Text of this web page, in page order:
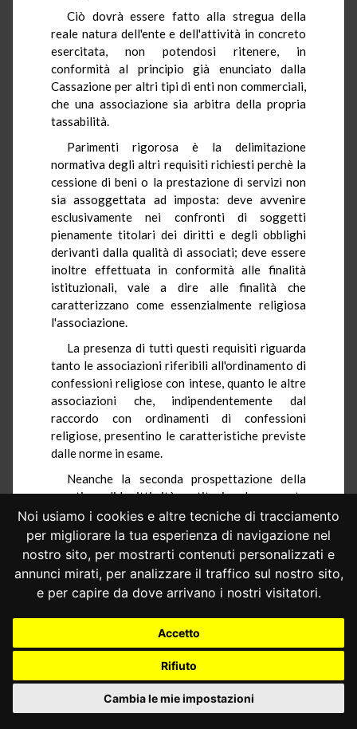
Noi usiamo i cookies e altre tecniche di tracciamento
per migliorare la tua esperienza di navigazione nel
nostro sito, per mostrarti contenuti personalizzati e
annunci mirati, per analizzare il traffico sul nostro sito,
e per capire da dove arrivano i nostri visitatori.
Accetto
Rifiuto
Cambia le mie impostazioni
Ciò dovrà essere fatto alla stregua della
reale natura dell'ente e dell'attività in concreto
esercitata, non potendosi ritenere, in
conformità al principio già enunciato dalla
Cassazione per altri tipi di enti non commerciali,
che una associazione sia arbitra della propria
tassabilità.
Parimenti rigorosa è la delimitazione
normativa degli altri requisiti richiesti perchè la
cessione di beni o la prestazione di servizi non
sia assoggettata ad imposta: deve avvenire
esclusivamente nei confronti di soggetti
pienamente titolari dei diritti e degli obblighi
derivanti dalla qualità di associati; deve essere
inoltre effettuata in conformità alle finalità
istituzionali, vale a dire alle finalità che
caratterizzano come essenzialmente religiosa
l'associazione.
La presenza di tutti questi requisiti riguarda
tanto le associazioni riferibili all'ordinamento di
confessioni religiose con intese, quanto le altre
associazioni che, indipendentemente dal
raccordo con ordinamenti di confessioni
religiose, presentino le caratteristiche previste
dalle norme in esame.
Neanche la seconda prospettazione della
questione di legittimità costituzionale proposta
dal Tribunale di Torino è, pertanto, fondata.
PER QUESTI MOTIVI
LA CORTE COSTITUZIONALE
dichiara non fondata la questione di
ottobre 1972, n. 633 (Istituzione e disciplina
dell'imposta sul valore aggiunto) e dell'art. 20
del d.P.R. 29 settembre 1973, n. 598 (Istituzione
e disciplina dell'imposta sul reddito delle
persone giuridiche), in riferimento agli art. 3, 8 e
53 della Costituzione, sollevata dal Tribunale di